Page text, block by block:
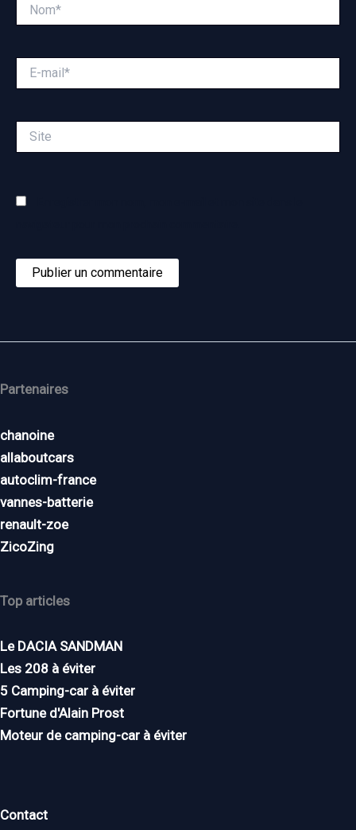
mail*
Partenaires
chanoine
allaboutcars
autoclim-france
vannes-batterie
renault-zoe
ZicoZing
Top articles
Le DACIA SANDMAN
Les 208 à éviter
5 Camping-car à éviter
Fortune d'Alain Prost
Moteur de camping-car à éviter
Contact